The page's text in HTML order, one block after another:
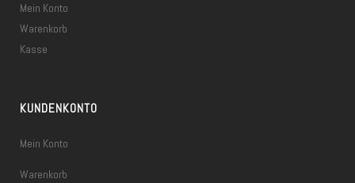
Mein Konto
Warenkorb
Kasse
KUNDENKONTO
Mein Konto
Warenkorb